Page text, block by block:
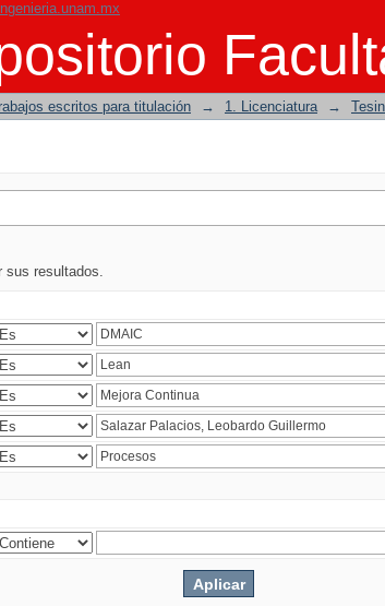
escritos para titulación → 1. Licenciatura →
sus resultados.